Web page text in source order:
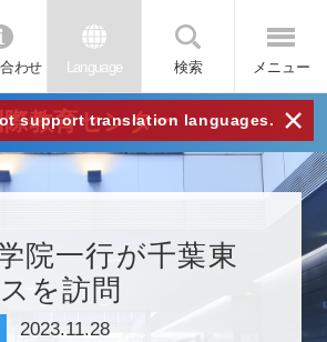
わせ Language 検索 メニュー
support translation languages. ×
教育センター
院一行が千葉東
を訪問
2023.11.28